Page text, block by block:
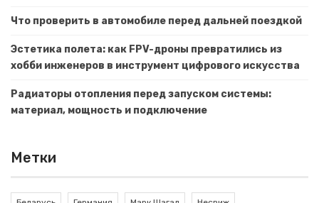
Что проверить в автомобиле перед дальней поездкой
Эстетика полета: как FPV-дроны превратились из
хобби инженеров в инструмент цифрового искусства
Радиаторы отопления перед запуском системы:
материал, мощность и подключение
Метки